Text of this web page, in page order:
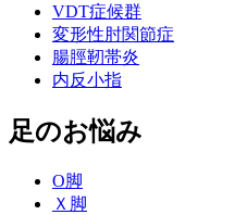
VDT症候群
変形性肘関節症
腸脛靭帯炎
内反小指
足のお悩み
О脚
Ｘ脚